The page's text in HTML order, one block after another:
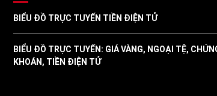
BIỂU ĐỒ TRỰC TUYẾN TIỀN ĐIỆN TỬ
BIỂU ĐỒ TRỰC TUYẾN: GIÁ VÀNG, NGOẠI TỆ,
KHOÁN, TIỀN ĐIỆN TỬ